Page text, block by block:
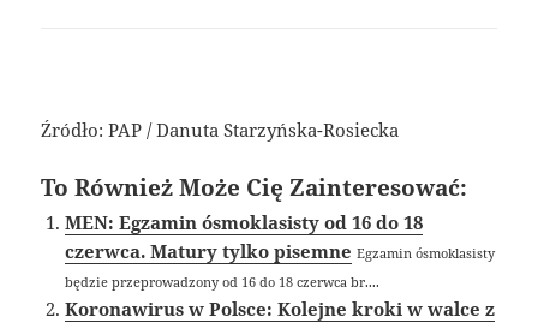
Źródło: PAP / Danuta Starzyńska-Rosiecka
To Również Może Cię Zainteresować:
MEN: Egzamin ósmoklasisty od 16 do 18
czerwca. Matury tylko pisemne Egzamin ósmoklasisty
będzie przeprowadzony od 16 do 18 czerwca br....
Koronawirus w Polsce: Kolejne kroki w walce z